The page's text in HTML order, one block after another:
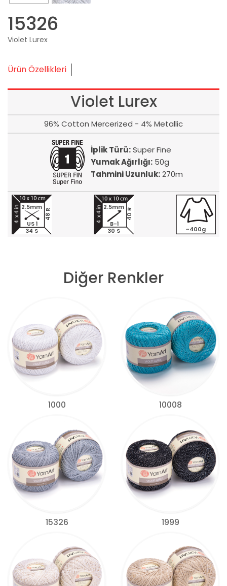
15326
Violet Lurex
Ürün Özellikleri
Violet Lurex
96% Cotton Mercerized - 4% Metallic
İplik Türü:Super Fine
Yumak Ağırlığı: 50g
Tahmini Uzunluk:270m
34 S
48 R
2.5mm
US 1
30 S
40 R
2.5mm
B-1
~400g
Diğer Renkler
1000 10008
15326 1999